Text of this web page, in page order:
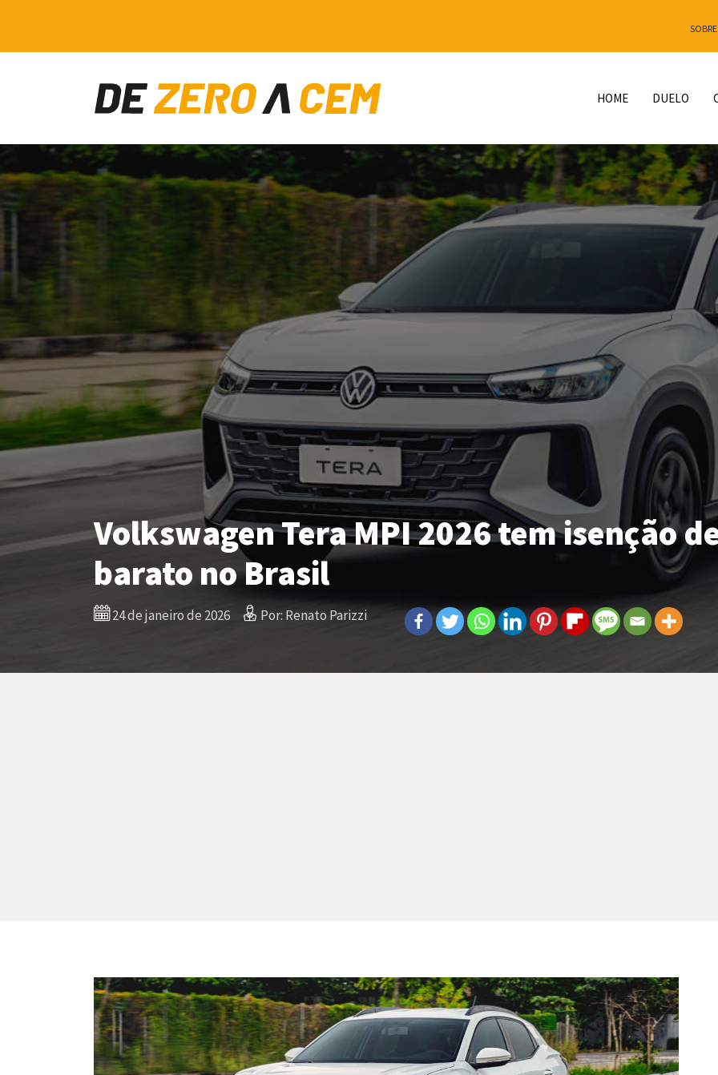
SOBRE
Main Navigation HOME DUELO
Volkswagen Tera MPI 2026 tem isenção
barato no Brasil
24 de janeiro de 2026 Por: Renato Parizzi